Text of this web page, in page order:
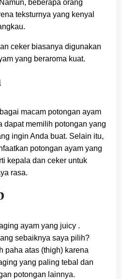
beberapa orang
teksturnya yang kenyal
ceker biasanya digunakan
yang beraroma kuat.
macam potongan ayam
dapat memilih potongan yang
ingin Anda buat. Selain itu,
potongan ayam yang
kepala dan ceker untuk
rasa.
ayam yang juicy .
sebaiknya saya pilih?
paha atas (thigh) karena
yang paling tebal dan
potongan lainnya.